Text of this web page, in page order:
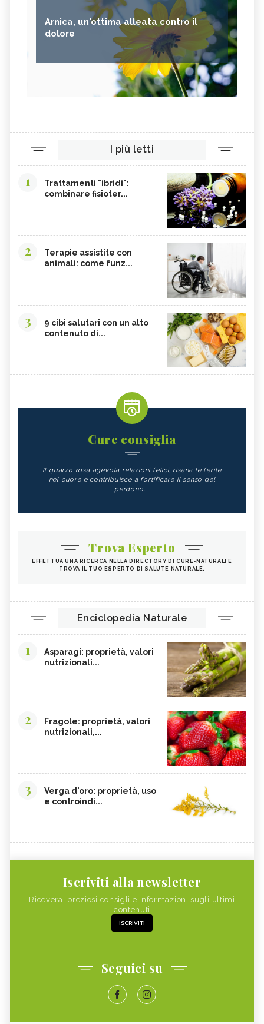
Arnica, un'ottima alleata contro il
dolore
I più letti
1
Trattamenti "ibridi":
combinare fisioter...
2
Terapie assistite con
animali: come funz...
3
9 cibi salutari con un alto
contenuto di...
Cure consiglia
Il quarzo rosa agevola relazioni felici, risana le ferite
nel cuore e contribuisce a fortificare il senso del
perdono.
Trova Esperto
EFFETTUA UNA RICERCA NELLA DIRECTORY DI CURE-NATURALI E
TROVA IL TUO ESPERTO DI SALUTE NATURALE.
Enciclopedia Naturale
1
Asparagi: proprietà, valori
nutrizionali...
2
Fragole: proprietà, valori
nutrizionali,...
3
Verga d'oro: proprietà, uso
e controindi...
Iscriviti alla newsletter
Riceverai preziosi consigli e informazioni sugli ultimi
contenuti
ISCRIVITI
Seguici su